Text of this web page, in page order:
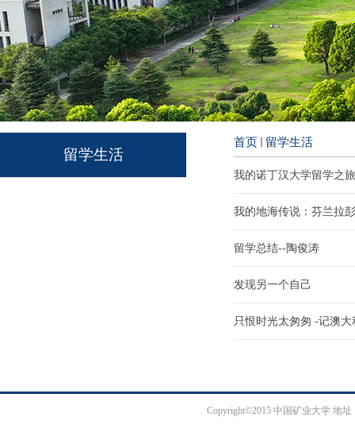
留学生活
首页 留学生活
我的诺丁汉大学留学之旅
我的地海传说：芬兰拉
留学总结--陶俊涛
发现另一个自己
只恨时光太匆匆 -记澳
Copyright©2015 中国矿业大学 地址